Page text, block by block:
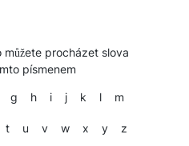
můžete procházet slova
písmenem
g h i j k l m
t u v w x y z